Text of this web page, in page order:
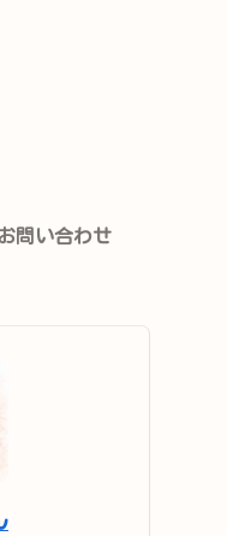
お問い合わせ